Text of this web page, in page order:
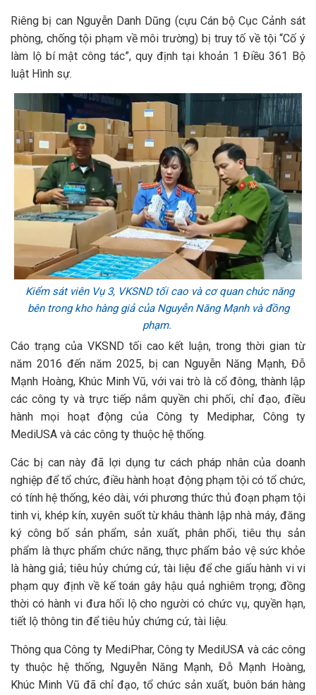
Riêng bị can Nguyễn Danh Dũng (cựu Cán bộ Cục Cảnh sát
phòng, chống tội phạm về môi trường) bị truy tố về tội “Cố ý
làm lộ bí mật công tác”, quy định tại khoản 1 Điều 361 Bộ
luật Hình sự.
Kiểm sát viên Vụ 3, VKSND tối cao và cơ quan chức năng
bên trong kho hàng giả của Nguyễn Năng Mạnh và đồng
phạm.
Cáo trạng của VKSND tối cao kết luận, trong thời gian từ
năm 2016 đến năm 2025, bị can Nguyễn Năng Mạnh, Đỗ
Mạnh Hoàng, Khúc Minh Vũ, với vai trò là cổ đông, thành lập
các công ty và trực tiếp nắm quyền chi phối, chỉ đạo, điều
hành mọi hoạt động của Công ty Mediphar, Công ty
MediUSA và các công ty thuộc hệ thống.
Các bị can này đã lợi dụng tư cách pháp nhân của doanh
nghiệp để tổ chức, điều hành hoạt động phạm tội có tổ chức,
có tính hệ thống, kéo dài, với phương thức thủ đoạn phạm tội
tinh vi, khép kín, xuyên suốt từ khâu thành lập nhà máy, đăng
ký công bố sản phẩm, sản xuất, phân phối, tiêu thụ sản
phẩm là thực phẩm chức năng, thực phẩm bảo vệ sức khỏe
là hàng giả; tiêu hủy chứng cứ, tài liệu để che giấu hành vi vi
phạm quy định về kế toán gây hậu quả nghiêm trọng; đồng
thời có hành vi đưa hối lộ cho người có chức vụ, quyền hạn,
tiết lộ thông tin để tiêu hủy chứng cứ, tài liệu.
Thông qua Công ty MediPhar, Công ty MediUSA và các công
ty thuộc hệ thống, Nguyễn Năng Mạnh, Đỗ Mạnh Hoàng,
Khúc Minh Vũ đã chỉ đạo, tổ chức sản xuất, buôn bán hàng